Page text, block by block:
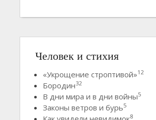
Человек и стихия
«Укрощение строптивой»12
Бородин32
В дни мира и в дни войны5
Законы ветров и бурь5
8